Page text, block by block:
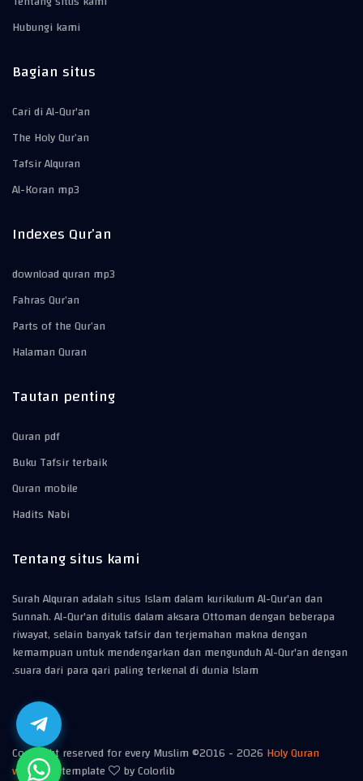
Hubungi kami
Bagian situs
Cari di Al-Qur'an
The Holy Qur’an
Tafsir Alquran
Al-Koran mp3
Indexes Qur’an
download quran mp3
Fahras Qur’an
Parts of the Qur’an
Halaman Quran
Tautan penting
Quran pdf
Buku Tafsir terbaik
Quran mobile
Hadits Nabi
Tentang situs kami
Surah Alquran adalah situs Islam dalam kurikulum Al-Qur'an dan
Sunnah. Al-Qur'an ditulis dalam aksara Ottoman dengan beberapa
riwayat, selain banyak tafsir dan terjemahan makna dengan
kemampuan untuk mendengarkan dan mengunduh Al-Qur'an dengan
suara dari para qari paling terkenal di dunia Islam.
Copyright reserved for every Muslim ©2016 -2026 Holy Quran
website | template by Colorlib